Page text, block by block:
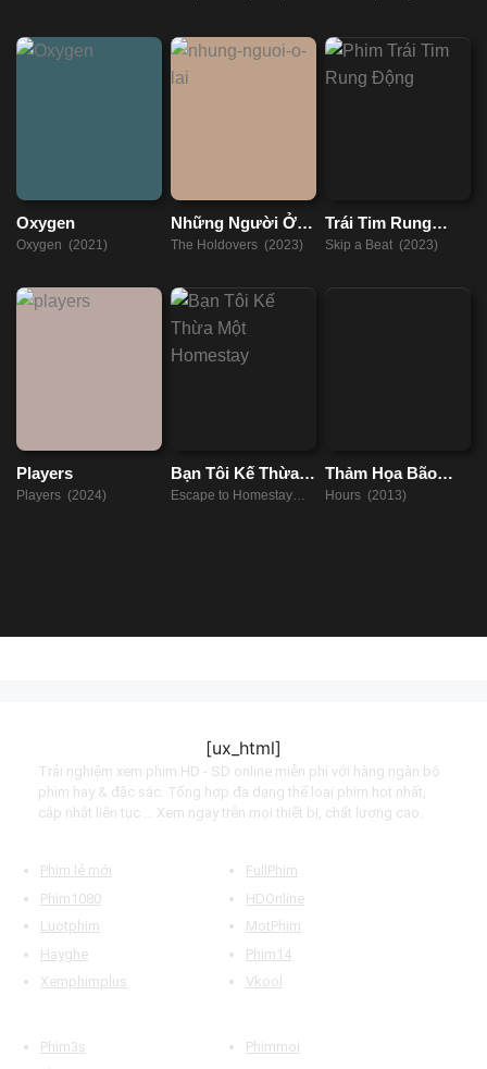
Oxygen
Oxygen (2021)
Những Người Ở
Lại
The Holdovers (2023)
Trái Tim Rung
Động
Skip a Beat (2023)
Players
Players (2024)
Bạn Tôi Kế Thừa
Một Homestay
Escape to Homestay
Thảm Họa Bão
Katrina
Hours (2013)